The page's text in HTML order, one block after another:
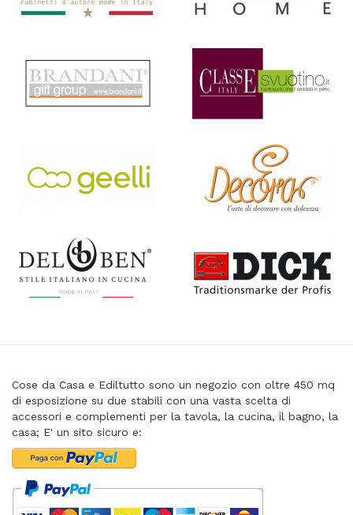
Cose da Casa e Ediltutto sono un negozio con oltre 450 mq
di esposizione su due stabili con una vasta scelta di
accessori e complementi per la tavola, la cucina, il bagno, la
casa; E' un sito sicuro e: